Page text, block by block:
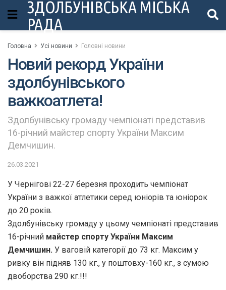
ЗДОЛБУНІВСЬКА МІСЬКА
РАДА
Головна Усі новини Головні новини
Новий рекорд України
здолбунівського
важкоатлета!
Здолбунівську громаду чемпіонаті представив
16-річний майстер спорту України Максим
Демчишин.
26.03.2021
У Чернігові 22-27 березня проходить чемпіонат
України з важкої атлетики серед юніорів та юніорок
до 20 років.
Здолбунівську громаду у цьому чемпіонаті представив
16-річний майстер спорту України Максим
Демчишин. У ваговій категорії до 73 кг. Максим у
ривку він підняв 130 кг., у поштовху-160 кг., з сумою
двоборства 290 кг.!!!